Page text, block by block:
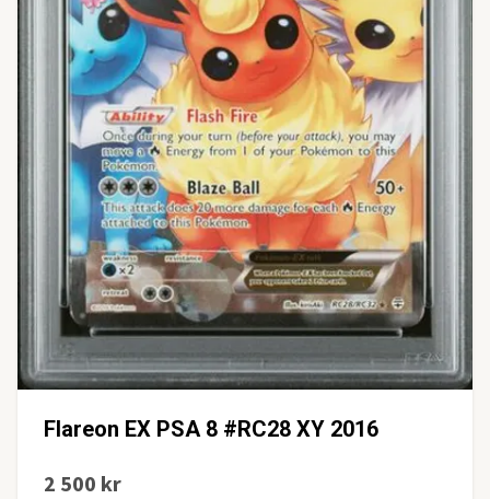
Flareon EX PSA 8 #RC28 XY 2016
2 500 kr